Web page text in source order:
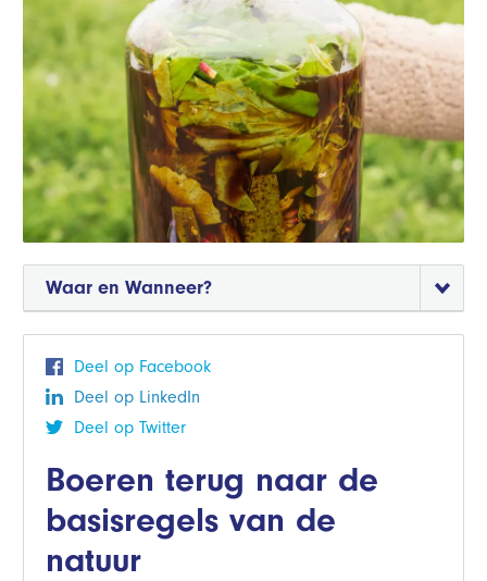
Waar en Wanneer?
Deel op Facebook
Deel op LinkedIn
Deel op Twitter
Boeren terug naar de
basisregels van de
natuur